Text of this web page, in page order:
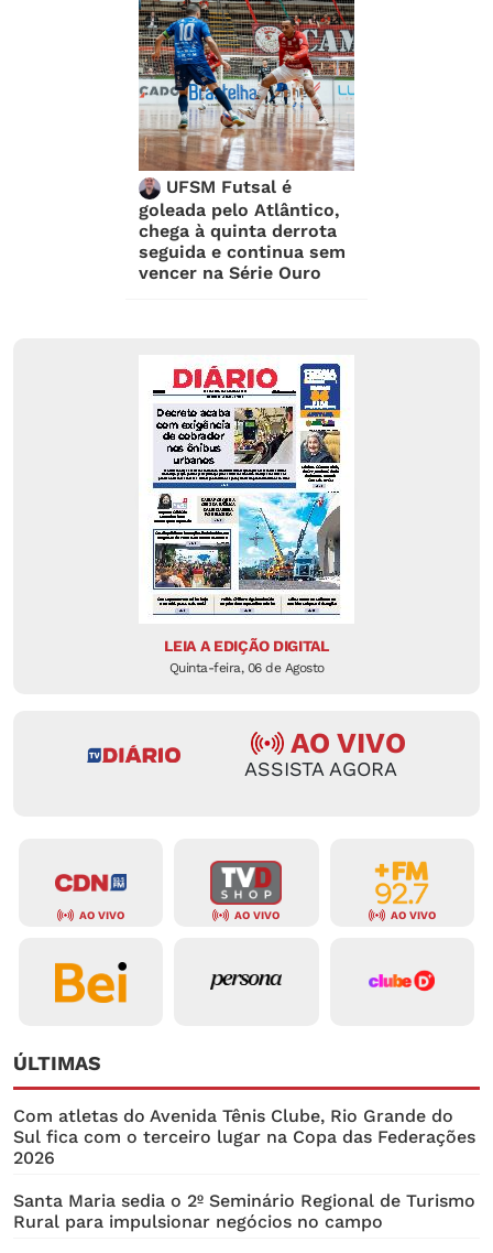
UFSM Futsal é
goleada pelo Atlântico,
chega à quinta derrota
seguida e continua sem
vencer na Série Ouro
LEIA A EDIÇÃO DIGITAL
Quinta-feira, 06 de Agosto
AO VIVO
ASSISTA AGORA
AO VIVO AO VIVO AO VIVO
ÚLTIMAS
Com atletas do Avenida Tênis Clube, Rio Grande do
Sul fica com o terceiro lugar na Copa das Federações
2026
Santa Maria sedia o 2º Seminário Regional de Turismo
Rural para impulsionar negócios no campo